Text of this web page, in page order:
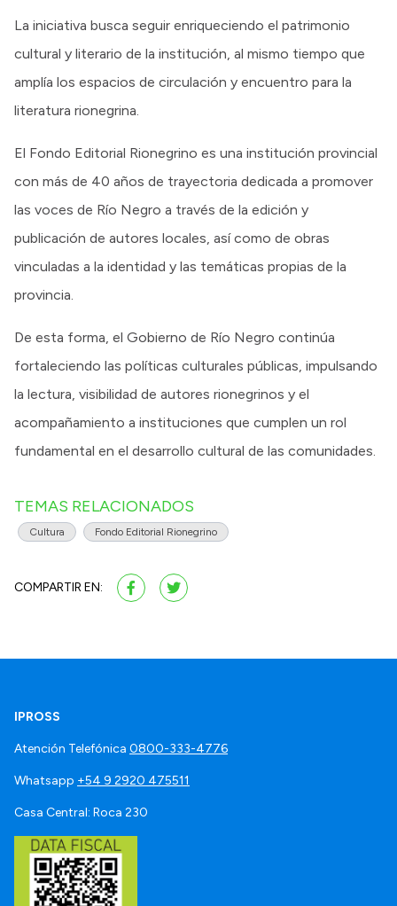
La iniciativa busca seguir enriqueciendo el patrimonio
cultural y literario de la institución, al mismo tiempo que
amplía los espacios de circulación y encuentro para la
literatura rionegrina.
El Fondo Editorial Rionegrino es una institución provincial
con más de 40 años de trayectoria dedicada a promover
las voces de Río Negro a través de la edición y
publicación de autores locales, así como de obras
vinculadas a la identidad y las temáticas propias de la
provincia.
De esta forma, el Gobierno de Río Negro continúa
fortaleciendo las políticas culturales públicas, impulsando
la lectura, visibilidad de autores rionegrinos y el
acompañamiento a instituciones que cumplen un rol
fundamental en el desarrollo cultural de las comunidades.
TEMAS RELACIONADOS
Cultura Fondo Editorial Rionegrino
COMPARTIR EN:
IPROSS
Atención Telefónica 0800-333-4776
Whatsapp +54 9 2920 475511
Casa Central: Roca 230